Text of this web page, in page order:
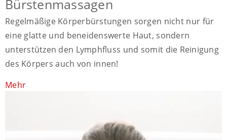
Bürstenmassagen
Regelmäßige Körperbürstungen sorgen nicht nur für
eine glatte und beneidenswerte Haut, sondern
unterstützen den Lymphfluss und somit die Reinigung
des Körpers auch von innen!
Mehr